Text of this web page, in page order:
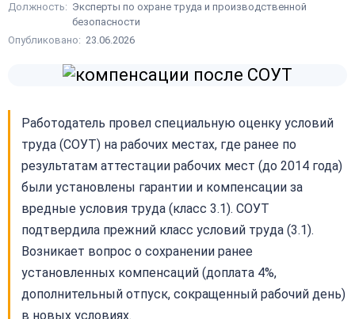
Должность: Эксперты по охране труда и производственной
безопасности
Опубликовано: 23.06.2026
Работодатель провел специальную оценку условий
труда (СОУТ) на рабочих местах, где ранее по
результатам аттестации рабочих мест (до 2014 года)
были установлены гарантии и компенсации за
вредные условия труда (класс 3.1). СОУТ
подтвердила прежний класс условий труда (3.1).
Возникает вопрос о сохранении ранее
установленных компенсаций (доплата 4%,
дополнительный отпуск, сокращенный рабочий день)
в новых условиях.